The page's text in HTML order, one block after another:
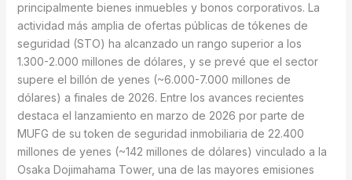
principalmente bienes inmuebles y bonos corporativos. La
actividad más amplia de ofertas públicas de tókenes de
seguridad (STO) ha alcanzado un rango superior a los
1.300-2.000 millones de dólares, y se prevé que el sector
supere el billón de yenes (~6.000-7.000 millones de
dólares) a finales de 2026. Entre los avances recientes
destaca el lanzamiento en marzo de 2026 por parte de
MUFG de su token de seguridad inmobiliaria de 22.400
millones de yenes (~142 millones de dólares) vinculado a la
Osaka Dojimahama Tower, una de las mayores emisiones